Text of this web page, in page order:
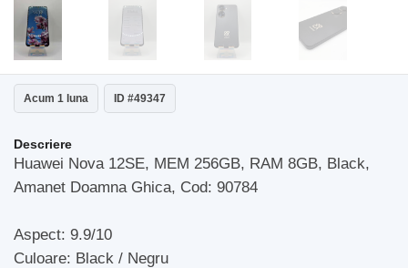
Acum 1 luna ID #49347
Descriere
Huawei Nova 12SE, MEM 256GB, RAM 8GB, Black,
Amanet Doamna Ghica, Cod: 90784
Aspect: 9.9/10
Culoare: Black / Negru